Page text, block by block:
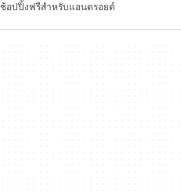
ช้อปปิ้งฟรีสำหรับแอนดรอยด์